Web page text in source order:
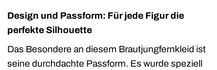
Design und Passform: Für jede Figur die
perfekte Silhouette
Das Besondere an diesem Brautjungfernkleid ist
seine durchdachte Passform. Es wurde speziell